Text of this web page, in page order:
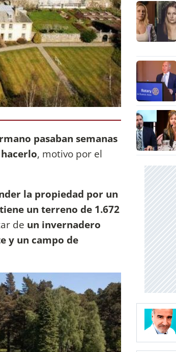
pasaban semanas
, motivo por el
la propiedad por un
un terreno de 1.672
de un invernadero
y un campo de